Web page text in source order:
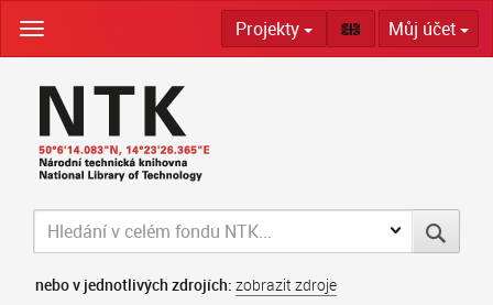
navigation
nebo v jednotlivých zdrojích: zobrazit zdroje
Projekty Můj účet